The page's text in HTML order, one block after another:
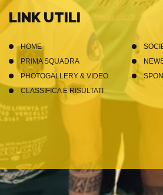
LINK UTILI
HOME
PRIMA SQUADRA
PHOTOGALLERY & VIDEO
CLASSIFICA E RISULTATI